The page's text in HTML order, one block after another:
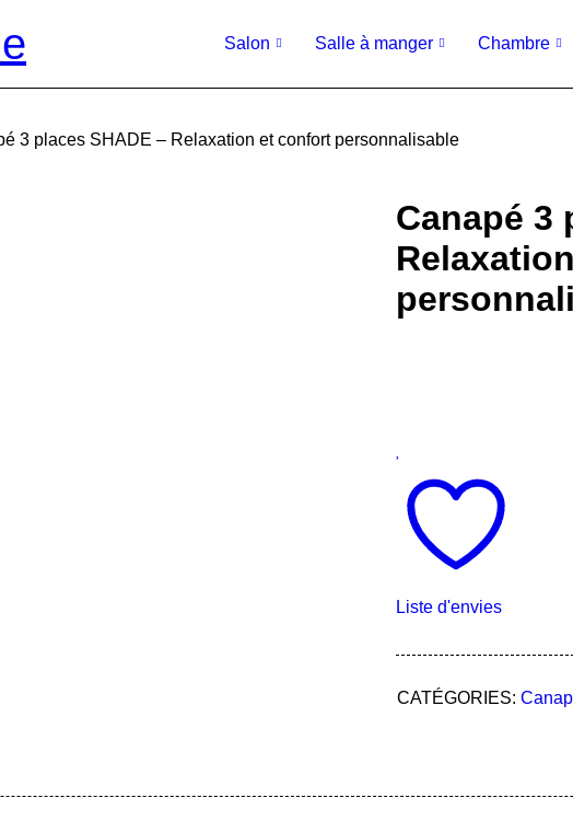
Salon Salle à manger Chambre
3 places SHADE – Relaxation et confort personnalisable
Canapé 3
Liste d'envies
CATÉGORIES: